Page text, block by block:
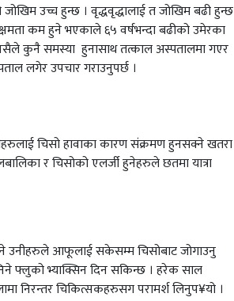
जोखिम उच्च हुन्छ । वृद्धवृद्धालाई त जोखिम बढी हुन्छ
कम हुने भएकाले ६५ वर्षभन्दा बढीको उमेरका
कुनै समस्या हुनासाथ तत्काल अस्पतालमा गएर
लगेर उपचार गराउनुपर्छ ।
चिसो हावाका कारण संक्रमण हुनसक्ने खतरा
र चिसोको एलर्जी हुनेहरुले छतमा यात्रा
उनीहरुले आफूलाई सकेसम्म चिसोबाट जोगाउनु
फ्लुको भ्याक्सिन दिन सकिन्छ । हरेक साल
निरन्तर चिकित्सकहरुसग परामर्श लिनुप¥यो ।